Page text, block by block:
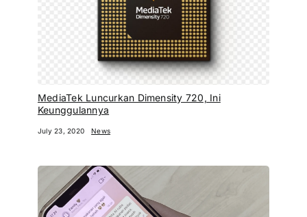
MediaTek Luncurkan Dimensity 720, Ini
Keunggulannya
July 23, 2020 News